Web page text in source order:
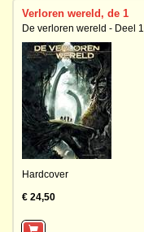
Verloren wereld, de 1
De verloren wereld - Deel 1
Hardcover
€ 24,50